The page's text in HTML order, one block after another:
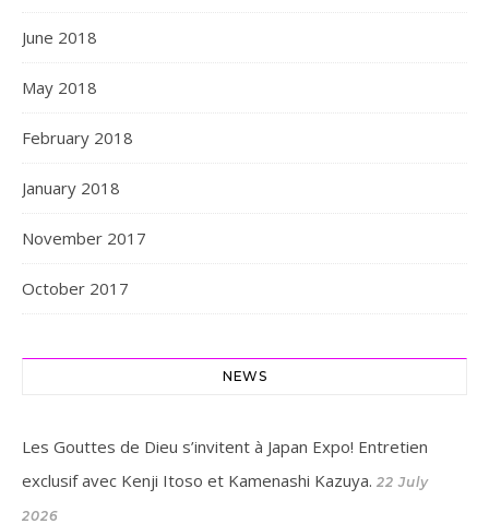
June 2018
May 2018
February 2018
January 2018
November 2017
October 2017
NEWS
Les Gouttes de Dieu s’invitent à Japan Expo! Entretien
exclusif avec Kenji Itoso et Kamenashi Kazuya. 22 July
2026